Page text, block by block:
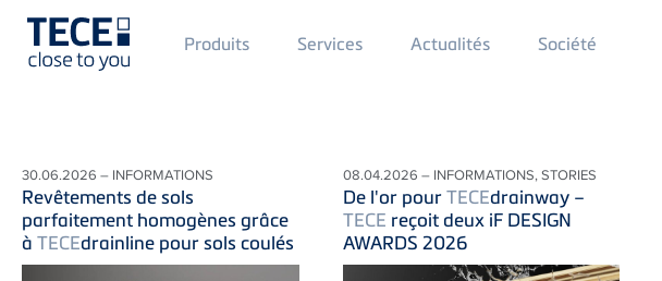
Main
Menü
Produits Services Actualités Main
Menu
Société
30.06.2026 – INFORMATIONS
Revêtements de sols
parfaitement homogènes grâce
à TECEdrainline pour sols coulés
08.04.2026 – INFORMATIONS, STORIES
De l'or pourTECEdrainway –
TECE reçoit deux iF DESIGN
AWARDS 2026